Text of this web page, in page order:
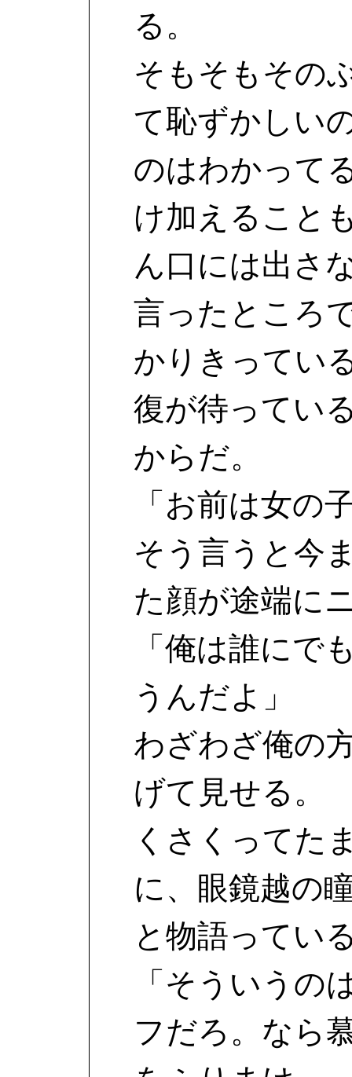
る。
そもそもその
て恥ずかしい
のはわかって
け加えること
ん口には出さ
言ったところ
かりきってい
復が待ってい
からだ。
「お前は女の
そう言うと今
た顔が途端に
「俺は誰にで
うんだよ」
わざわざ俺の
げて見せる。
くさくってた
に、眼鏡越の
と物語ってい
「そういうの
フだろ。なら